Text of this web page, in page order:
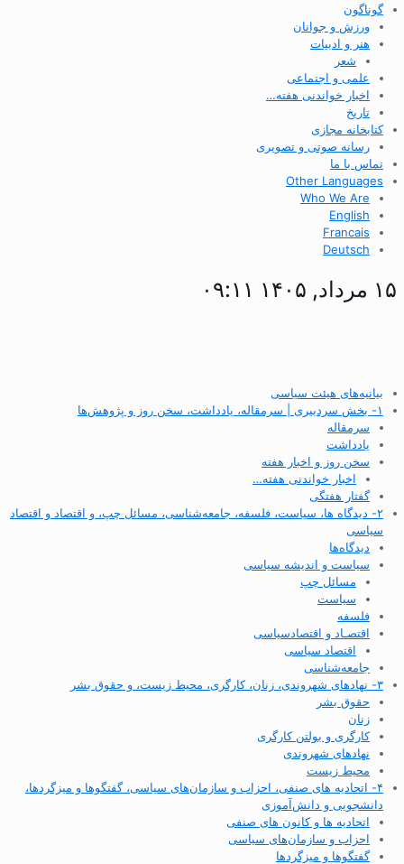
گوناگون
ورزش و جوانان
هنر و ادبیات
شعر
علمی و اجتماعی
اخبار خواندنی هفته…
تاریخ
کتابخانه مجازی
رسانه صوتی و تصویری
تماس با ما
Other Languages
Who We Are
English
Francais
Deutsch
۱۵ مرداد, ۱۴۰۵ ۰۹:۱۱
بیانیه‌های هیئت سیاسی
۱- بخش سردبیری | سرمقاله، یادداشت، سخن روز و پژوهش‌ها
سرمقاله
یادداشت
سخن روز و اخبار هفته
اخبار خواندنی هفته…
گفتار هفتگی
۲- دیدگاه ها، سیاست، فلسفه، جامعه‌شناسی، مسائل چپ، و اقتصاد و اقتصاد
سیاسی
دیدگاه‌ها
سیاست و اندیشه سیاسی
مسائل چپ
سیاست
فلسفه
اقتصـاد و اقتصاد‌سیاسی
اقتصاد سیاسی
جامعه‌شناسی
۳- نهادهای شهروندی، زنان، کارگری، محیط زیست، و حقوق بشر
حقوق بشر
زنان
کارگری و بولتن کارگری
نهادهای شهروندی
محیط زیست
۴- اتحادیه های صنفی، احزاب و سازمان‌های سیاسی، گفتگوها و میزگردها،
دانشجویی و دانش‌آموزی
اتحادیه ها و کانون های صنفی
احزاب و سازمان‌های سیاسی
گفتگوها و میزگردها